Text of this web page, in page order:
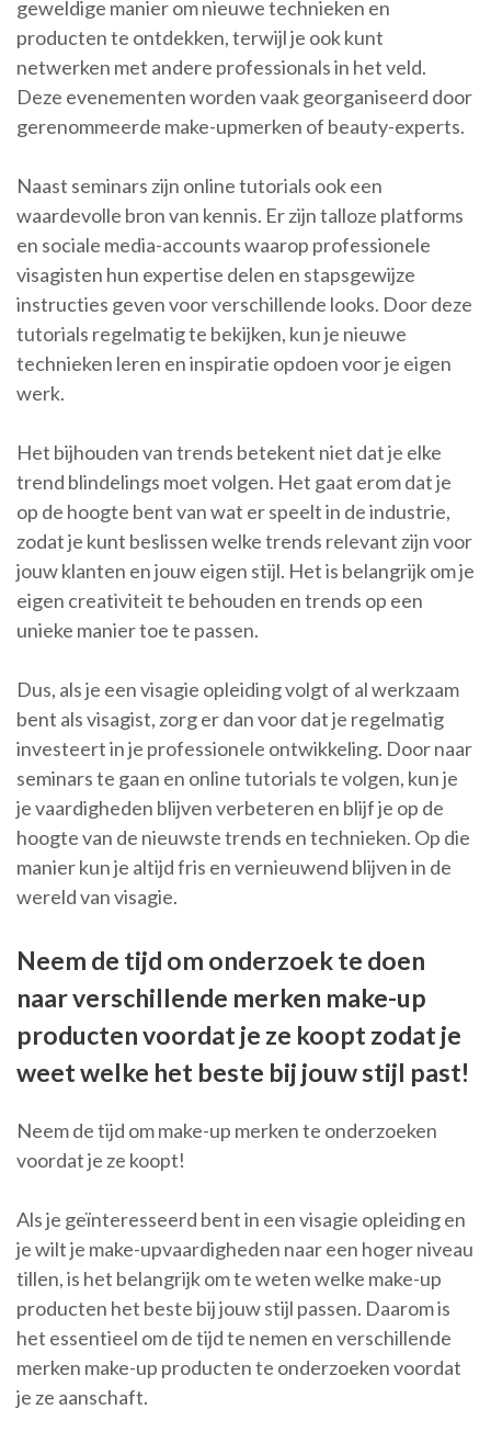
geweldige manier om nieuwe technieken en
producten te ontdekken, terwijl je ook kunt
netwerken met andere professionals in het veld.
Deze evenementen worden vaak georganiseerd door
gerenommeerde make-upmerken of beauty-experts.
Naast seminars zijn online tutorials ook een
waardevolle bron van kennis. Er zijn talloze platforms
en sociale media-accounts waarop professionele
visagisten hun expertise delen en stapsgewijze
instructies geven voor verschillende looks. Door deze
tutorials regelmatig te bekijken, kun je nieuwe
technieken leren en inspiratie opdoen voor je eigen
werk.
Het bijhouden van trends betekent niet dat je elke
trend blindelings moet volgen. Het gaat erom dat je
op de hoogte bent van wat er speelt in de industrie,
zodat je kunt beslissen welke trends relevant zijn voor
jouw klanten en jouw eigen stijl. Het is belangrijk om je
eigen creativiteit te behouden en trends op een
unieke manier toe te passen.
Dus, als je een visagie opleiding volgt of al werkzaam
bent als visagist, zorg er dan voor dat je regelmatig
investeert in je professionele ontwikkeling. Door naar
seminars te gaan en online tutorials te volgen, kun je
je vaardigheden blijven verbeteren en blijf je op de
hoogte van de nieuwste trends en technieken. Op die
manier kun je altijd fris en vernieuwend blijven in de
wereld van visagie.
Neem de tijd om onderzoek te doen
naar verschillende merken make-up
producten voordat je ze koopt zodat je
weet welke het beste bij jouw stijl past!
Neem de tijd om make-up merken te onderzoeken
voordat je ze koopt!
Als je geïnteresseerd bent in een visagie opleiding en
je wilt je make-upvaardigheden naar een hoger niveau
tillen, is het belangrijk om te weten welke make-up
producten het beste bij jouw stijl passen. Daarom is
het essentieel om de tijd te nemen en verschillende
merken make-up producten te onderzoeken voordat
je ze aanschaft.